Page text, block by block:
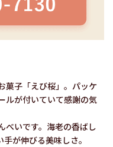
菓子「えび桜」。パッケ
ルが付いていて感謝の気
べいです。海老の香ばし
が伸びる美味しさ。